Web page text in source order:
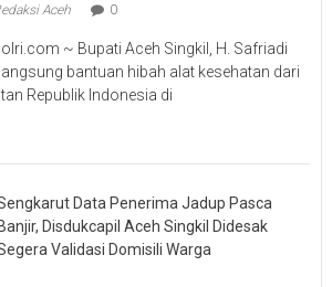
Aceh 0
~ Bupati Aceh Singkil, H. Safriadi
bantuan hibah alat kesehatan dari
Republik Indonesia di
Data Penerima Jadup Pasca
Banjir, Disdukcapil Aceh Singkil Didesak
Validasi Domisili Warga